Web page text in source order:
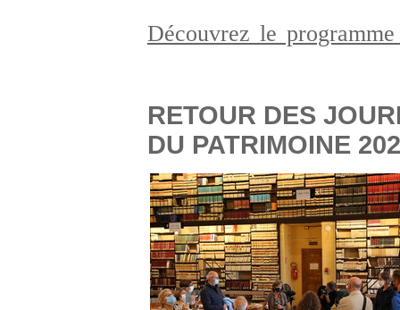
Découvrez le
RETOUR DES
DU PATRIMOINE